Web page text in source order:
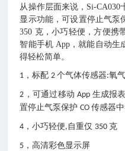
从操作层面来说，Si-CA030
显示功能，可设置停止气泵
350 克，小巧轻便，方便携
智能手机 App，就能自动生
得轻松简单。
1 ，标配2个气体传感器:氧
2 ，可通过移动App 生成报表
置停止气泵保护CO传感器
4 ，小巧轻便, 自重仅 350 克
5 ，高清彩色显示屏